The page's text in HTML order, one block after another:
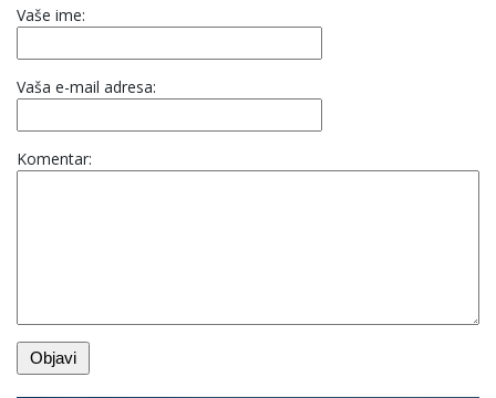
Vaše ime:
Vaša e-mail adresa:
Komentar: